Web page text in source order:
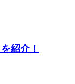
紹介！